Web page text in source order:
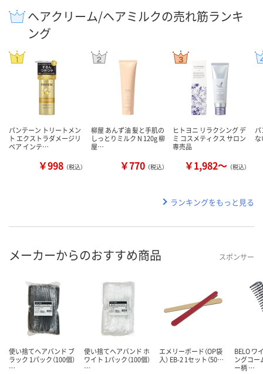
ヘアクリーム/ヘアミルクの売れ筋ランキ
ング
パンテーン トリートメン
ト エクストラダメージリ
ペア インテ…
￥998 （税込）
柳屋 あんず油 髪と手肌の
しっとりミルク N 120g 柳
屋…
￥770 （税込）
ヒトヨニ リラクシング デ
ミ コスメティクス サロン
専売品
￥1,982～ （税込）
ランキングをもっと見る
メーカーからのおすすめ商品 スポンサー
使い捨てヘアバンド ブ
ラック 1パック（100個）
…
使い捨てヘアバンド ホ
ワイト 1パック（100個）
…
エメリーボード（OP袋
入） EB-2 1セット（50…
BELO ワ
ングコー
ー柄 …